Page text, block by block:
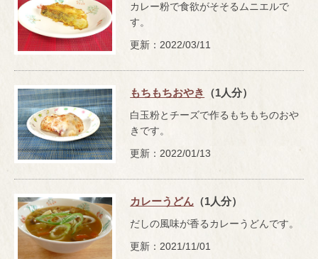
カレー粉で食欲がそそるムニエルで
す。
更新：2022/03/11
もちもちおやき （1人分）
白玉粉とチーズで作るもちもちのおや
きです。
更新：2022/01/13
カレーうどん （1人分）
だしの風味が香るカレーうどんです。
更新：2021/11/01